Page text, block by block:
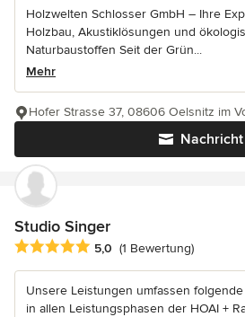
Holzwelten Schlosser GmbH – Ihre
Holzbau, Akustiklösungen und
Naturbaustoffen Seit der Grün...
Mehr
Nachricht
Hofer Strasse 37, 08606 Oelsnitz im
Studio Singer
Durchschnittliche Bewertung: 5 von
5,0 (1 Bewertung)
Unsere Leistungen umfassen
in allen Leistungsphasen der HOAI +